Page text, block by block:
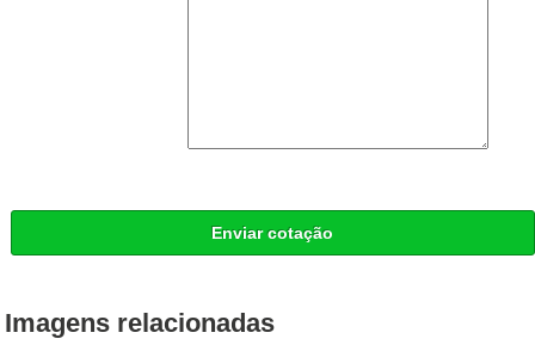
Enviar cotação
Imagens relacionadas